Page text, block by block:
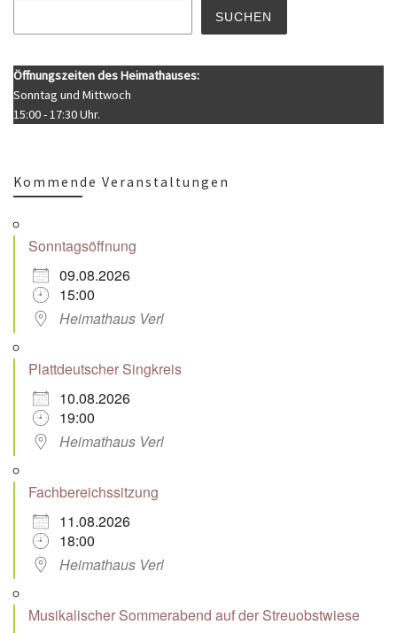
SUCHEN
Öffnungszeiten des Heimathauses:
Sonntag und Mittwoch
15:00 - 17:30 Uhr.
Kommende Veranstaltungen
Sonntagsöffnung
09.08.2026
15:00
Heimathaus Verl
Plattdeutscher Singkreis
10.08.2026
19:00
Heimathaus Verl
Fachbereichssitzung
11.08.2026
18:00
Heimathaus Verl
Musikalischer Sommerabend auf der Streuobstwiese